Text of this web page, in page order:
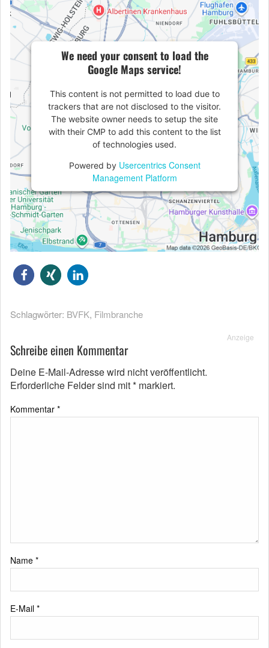
We need your consent to load the
Google Maps service!
This content is not permitted to load due to
trackers that are not disclosed to the visitor.
The website owner needs to setup the site
with their CMP to add this content to the list
of technologies used.
Powered by Usercentrics Consent
Management Platform
Schlagwörter: BVFK, Filmbranche
Anzeige
Schreibe einen Kommentar
Deine E-Mail-Adresse wird nicht veröffentlicht.
Erforderliche Felder sind mit* markiert.
Kommentar *
Name *
E-Mail *